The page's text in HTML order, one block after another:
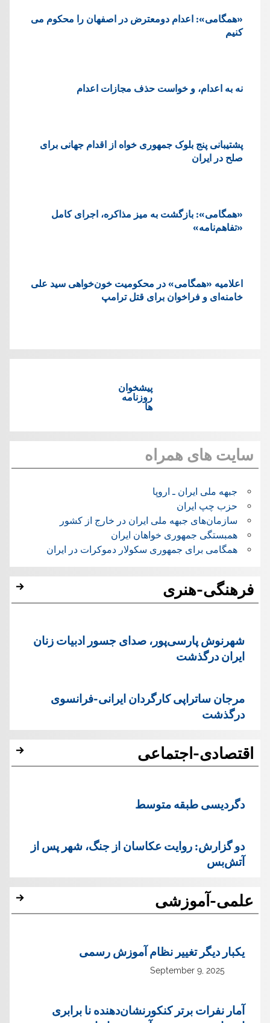
«همگامی»: اعدام دومعترض در اصفهان را محکوم می
کنیم
نه به اعدام، و خواست حذف مجازات اعدام
پشتيبانی پنج بلوک جمهوری خواه از اقدام جهانی برای
صلح در ایران
«همگامی»: بازگشت به میز مذاکره، اجرای کامل
«تفاهم‌نامه»
اعلامیه «همگامی» در محکومیت خون‌خواهی سید علی
خامنه‌ای و فراخوان برای قتل ترامپ
پیشخوان
روزنامه
ها
سایت های همراه
جبهه ملی ایران ـ اروپا
حزب چپ ایران
سازمان‌های جبهه ملی ایران در خارج از کشور
همبستگی جمهوری خواهان ایران
همگامی برای جمهوری سکولار دموکرات در ایران
فرهنگی-هنری
شهرنوش پارسی‌پور، صدای جسور ادبیات زنان
ایران درگذشت
مرجان ساتراپی کارگردان ایرانی-فرانسوی
درگذشت
اقتصادی-اجتماعی
دگردیسی طبقه متوسط
دو گزارش: روایت عکاسان از جنگ، شهر پس از
آتش‌بس
علمی-آموزشی
یک‏بار دیگر تغییر نظام آموزش رسمی
September 9, 2025
آمار نفرات برتر کنکورنشان‌دهنده نا برابری